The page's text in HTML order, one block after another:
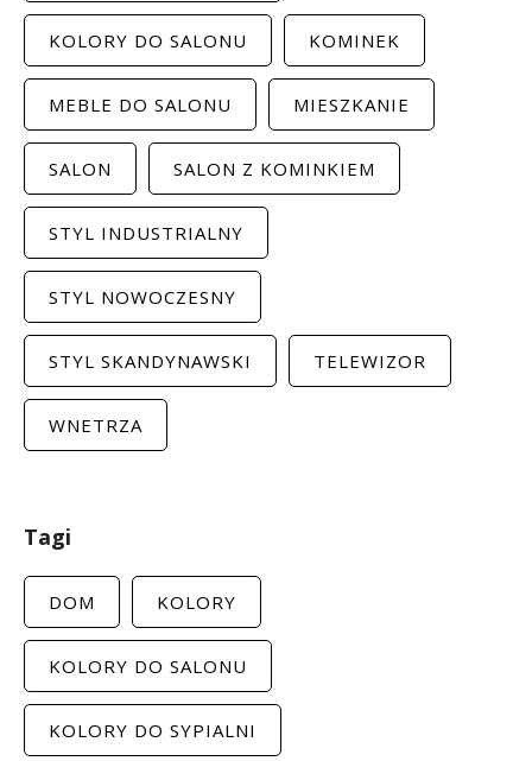
KOLORY DO SALONU KOMINEK
MEBLE DO SALONU MIESZKANIE
SALON SALON Z KOMINKIEM
STYL INDUSTRIALNY
STYL NOWOCZESNY
STYL SKANDYNAWSKI TELEWIZOR
WNETRZA
Tagi
DOM KOLORY
KOLORY DO SALONU
KOLORY DO SYPIALNI